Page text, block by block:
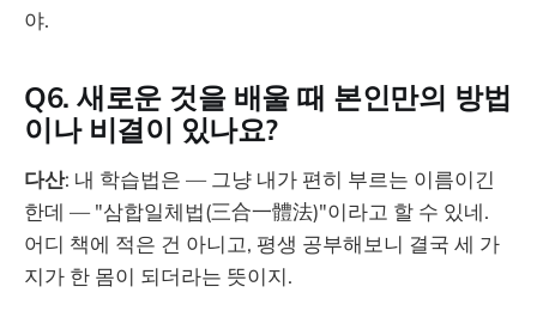
야.
Q6. 새로운 것을 배울 때 본인만의 방법
이나 비결이 있나요?
다산: 내 학습법은 — 그냥 내가 편히 부르는 이름이긴
한데 — "삼합일체법(三合一體法)"이라고 할 수 있네.
어디 책에 적은 건 아니고, 평생 공부해보니 결국 세 가
지가 한 몸이 되더라는 뜻이지.